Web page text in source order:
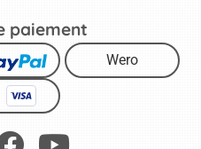
paiement
Wero